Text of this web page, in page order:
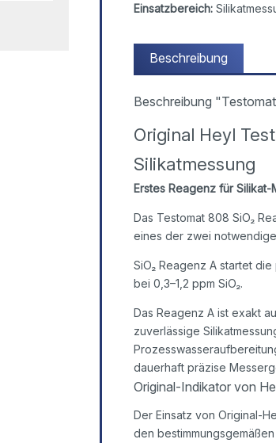
Einsatzbereich:
Beschreibung
Beschreibung
Original Heyl
Silikatmessung
Erstes Reagenz für Silikat-
Das Testomat 808 SiO₂
eines der zwei
SiO₂ Reagenz A startet
bei 0,3–1,2 ppm SiO₂.
Das Reagenz A ist exakt
zuverlässige
dauerhaft präzise
Original-Indikator von
Der Einsatz von Original-
den